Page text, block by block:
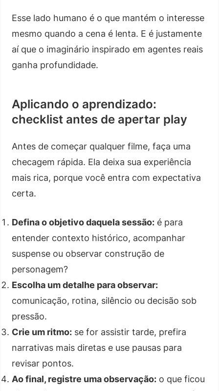
Esse lado humano é o que mantém o interesse
mesmo quando a cena é lenta. E é justamente
aí que o imaginário inspirado em agentes reais
ganha profundidade.
Aplicando o aprendizado:
checklist antes de apertar play
Antes de começar qualquer filme, faça uma
checagem rápida. Ela deixa sua experiência
mais rica, porque você entra com expectativa
certa.
Defina o objetivo daquela sessão: é para
entender contexto histórico, acompanhar
suspense ou observar construção de
personagem?
Escolha um detalhe para observar:
comunicação, rotina, silêncio ou decisão sob
pressão.
Crie um ritmo: se for assistir tarde, prefira
narrativas mais diretas e use pausas para
revisar pontos.
Ao final, registre uma observação: o que ficou